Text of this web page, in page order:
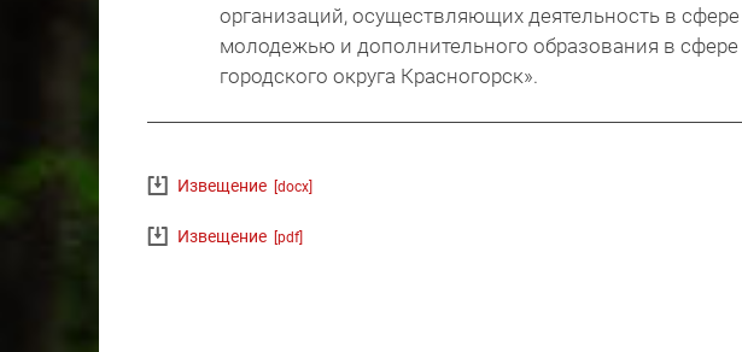
организаций, осуществляющих деятельность в сфере
молодежью и дополнительного образования в сфере
городского округа Красногорск».
Извещение [docx]
Извещение [pdf]